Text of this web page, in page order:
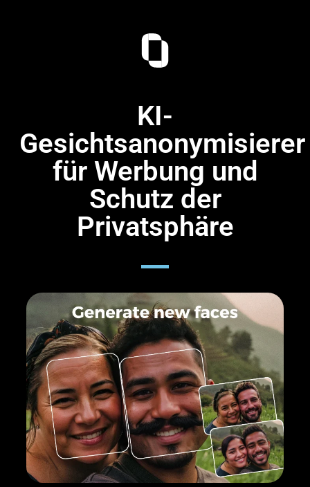
KI-
Gesichtsanonymisierer
für Werbung und
Schutz der
Privatsphäre